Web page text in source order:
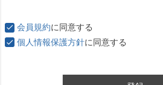
会員規約に同意する
個人情報保護方針に同意する